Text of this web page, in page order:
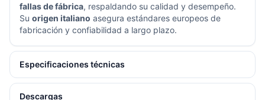
fallas de fábrica, respaldando su calidad y desempeño.
Su origen italiano asegura estándares europeos de
fabricación y confiabilidad a largo plazo.
Especificaciones técnicas
Descargas